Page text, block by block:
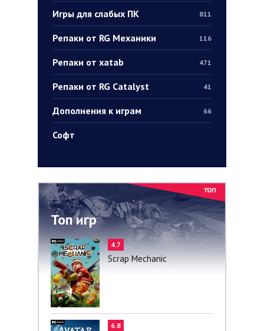
Игры для слабых ПК 811
Репаки от RG Механики 116
Репаки от xatab 471
Репаки от RG Catalyst 41
Дополнения к играм 66
Софт
Топ игр
4.7
Scrap Mechanic
6.8